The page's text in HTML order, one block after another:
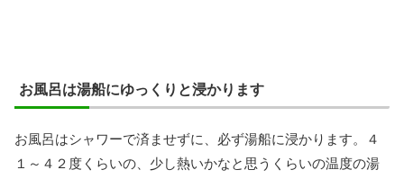
お風呂は湯船にゆっくりと浸かります
お風呂はシャワーで済ませずに、必ず湯船に浸かります。４
１～４２度くらいの、少し熱いかなと思うくらいの温度の湯